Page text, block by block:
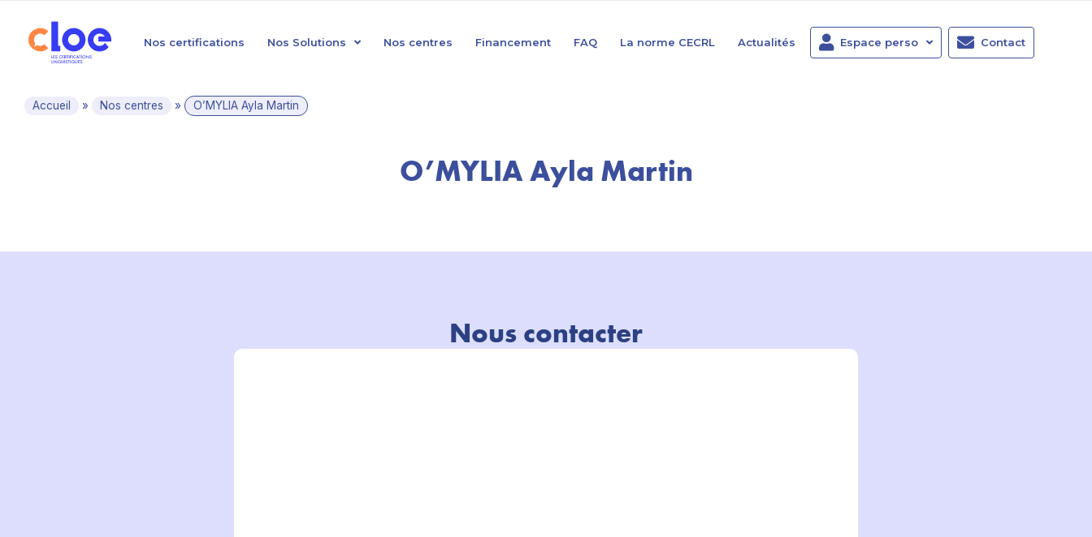
Nos certifications Nos Solutions Nos centres Financement FAQ La norme CECRL Actualités Espace perso Contact
Accueil » Nos centres » O’MYLIA Ayla Martin
O’MYLIA Ayla Martin
Nous contacter